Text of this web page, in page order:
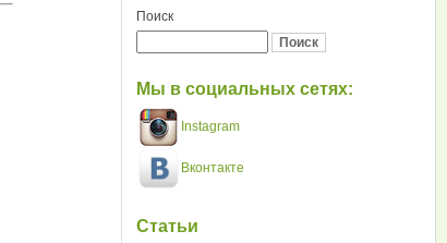
Поиск
Мы в социальных сетях:
Instagram
Вконтакте
Статьи